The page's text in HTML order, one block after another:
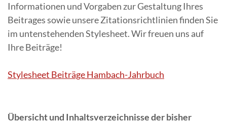
Informationen und Vorgaben zur Gestaltung Ihres
Beitrages sowie unsere Zitationsrichtlinien finden Sie
im untenstehenden Stylesheet. Wir freuen uns auf
Ihre Beiträge!
Stylesheet Beiträge Hambach-Jahrbuch
Übersicht und Inhaltsverzeichnisse der bisher